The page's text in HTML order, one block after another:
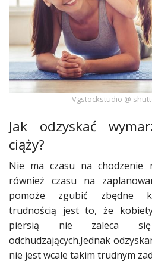
Wesele
Zakupy
Kultura
ekspertów
Strefa
Blogerek
Konkursy
Recenzje
Studniówka
Vgstockstudio @
Jak odzyskać
ciąży?
Nie ma czasu na chodzenie
również czasu na
pomoże zgubić zbędne
trudnością jest to, że
piersią nie zaleca
odchudzających.Jednak
nie jest wcale takim trudnym